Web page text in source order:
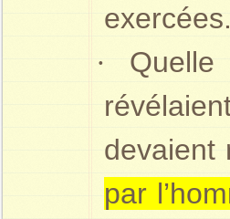
exercées.
·
devaient
par